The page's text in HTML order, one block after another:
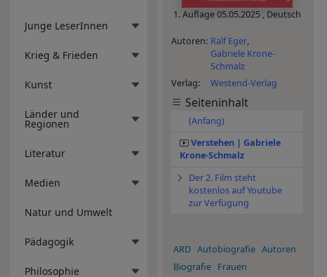
Junge LeserInnen
Krieg & Frieden
Kunst
Länder und
Regionen
Literatur
Medien
Natur und Umwelt
Pädagogik
Philosophie
1. Auflage05.05.2025 , Deutsch
Autoren Ralf Eger
Gabriele Krone-
Schmalz
Verlag
Westend-Verlag
Seiteninhalt
(Anfang)
Verstehen | Gabriele
Krone-Schmalz
Der 2. Film steht
kostenlos auf Youtube
zur Verfügung
ARD Autobiografie Autoren
Biografie
Frauen